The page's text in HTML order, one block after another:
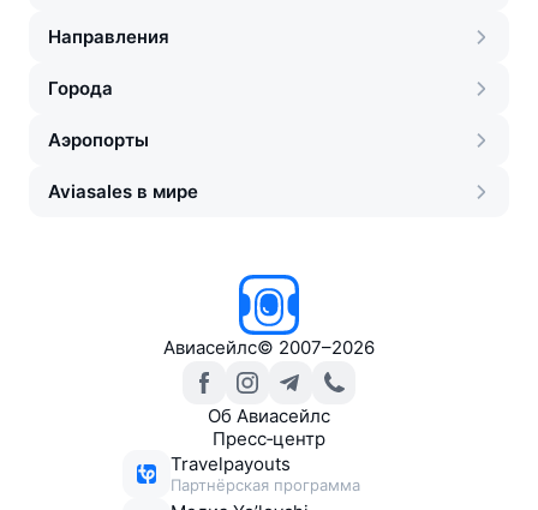
Направления
Города
Аэропорты
Aviasales в мире
Авиасейлс© 2007–2026
Об Авиасейлс
Пресс‑центр
Travelpayouts
Партнёрская программа